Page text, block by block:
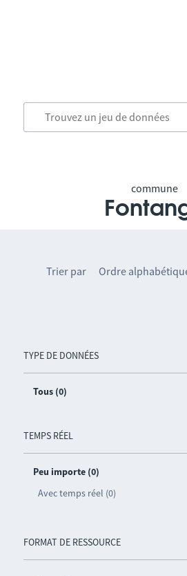
commune
TYPE DE DONNÉES
Tous (0)
TEMPS RÉEL
Peu importe (0)
Avec temps réel (0)
FORMAT DE RESSOURCE
Trier par Ordre